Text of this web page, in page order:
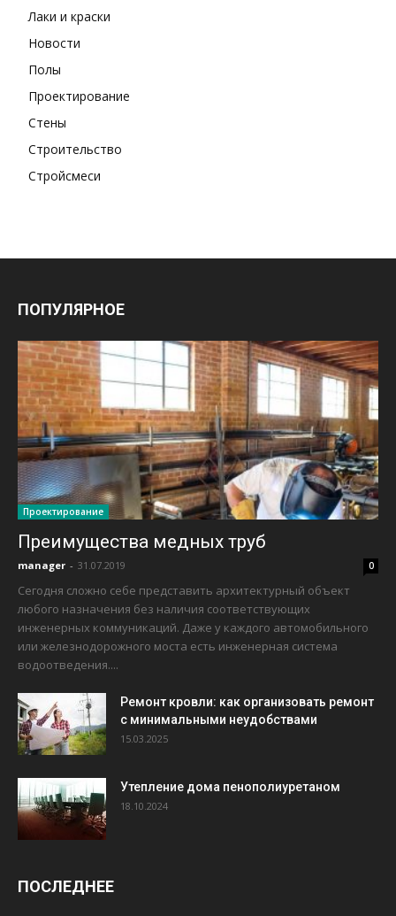
Лаки и краски
Новости
Полы
Проектирование
Стены
Строительство
Стройсмеси
ПОПУЛЯРНОЕ
Проектирование
Преимущества медных труб
manager - 31.07.2019 0
Сегодня сложно себе представить архитектурный объект
любого назначения без наличия соответствующих
инженерных коммуникаций. Даже у каждого автомобильного
или железнодорожного моста есть инженерная система
водоотведения....
Ремонт кровли: как организовать ремонт
с минимальными неудобствами
15.03.2025
Утепление дома пенополиуретаном
18.10.2024
ПОСЛЕДНЕЕ